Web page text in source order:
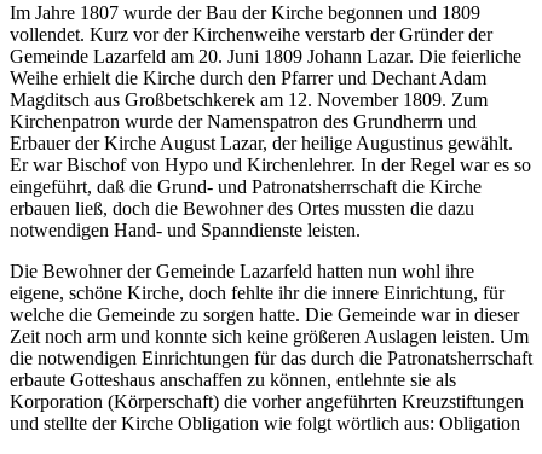
Im Jahre 1807 wurde der Bau der Kirche begonnen und 1809
vollendet. Kurz vor der Kirchenweihe verstarb der Gründer der
Gemeinde Lazarfeld am 20. Juni 1809 Johann Lazar. Die feierliche
Weihe erhielt die Kirche durch den Pfarrer und Dechant Adam
Magditsch aus Großbetschkerek am 12. November 1809. Zum
Kirchenpatron wurde der Namenspatron des Grundherrn und
Erbauer der Kirche August Lazar, der heilige Augustinus gewählt.
Er war Bischof von Hypo und Kirchenlehrer. In der Regel war es so
eingeführt, daß die Grund- und Patronatsherrschaft die Kirche
erbauen ließ, doch die Bewohner des Ortes mussten die dazu
notwendigen Hand- und Spanndienste leisten.
Die Bewohner der Gemeinde Lazarfeld hatten nun wohl ihre
eigene, schöne Kirche, doch fehlte ihr die innere Einrichtung, für
welche die Gemeinde zu sorgen hatte. Die Gemeinde war in dieser
Zeit noch arm und konnte sich keine größeren Auslagen leisten. Um
die notwendigen Einrichtungen für das durch die Patronatsherrschaft
erbaute Gotteshaus anschaffen zu können, entlehnte sie als
Korporation (Körperschaft) die vorher angeführten Kreuzstiftungen
und stellte der Kirche Obligation wie folgt wörtlich aus: Obligation